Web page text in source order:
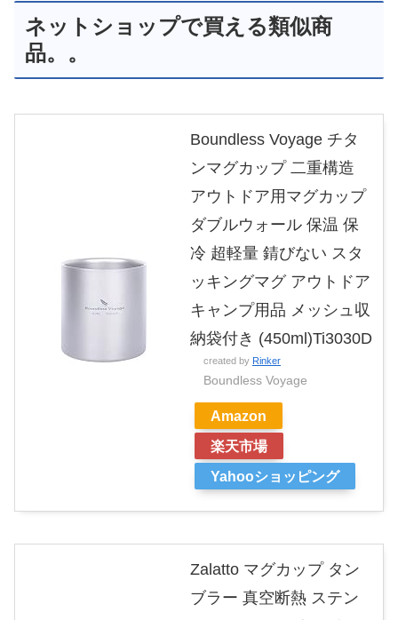
ネットショップで買える類似商
品。。
Boundless Voyage チタ
ンマグカップ 二重構造
アウトドア用マグカップ
ダブルウォール 保温 保
冷 超軽量 錆びない スタ
ッキングマグ アウトドア
キャンプ用品 メッシュ収
納袋付き (450ml)Ti3030D
created by Rinker
Boundless Voyage
Amazon
楽天市場
Yahooショッピング
Zalatto マグカップ タン
ブラー 真空断熱 ステン